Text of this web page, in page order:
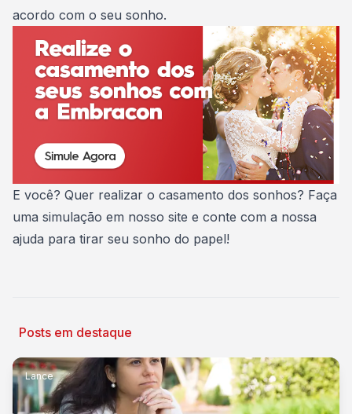
acordo com o seu sonho.
E você? Quer realizar o casamento dos sonhos? Faça
uma simulação em nosso site e conte com a nossa
ajuda para tirar seu sonho do papel!
Posts em destaque
Lance